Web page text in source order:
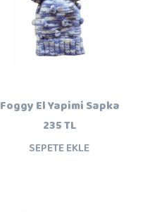
Foggy El Yapimi Sapka
235 TL
SEPETE EKLE